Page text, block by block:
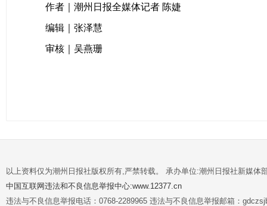
作者｜潮州日报全媒体记者 陈婕
编辑｜张泽慧
审核｜吴燕珊
以上资料仅为潮州日报社版权所有,严禁转载。 承办单位:潮州日报社新媒体
中国互联网违法和不良信息举报中心:www.12377.cn
违法与不良信息举报电话：0768-2289965 违法与不良信息举报邮箱：